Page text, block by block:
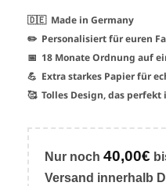
🇩🇪 Made in Germany
✏️ Personalisiert für euren
📅 18 Monate Ordnung auf
💪 Extra starkes Papier für
🥰 Tolles Design, das perfekt
Nur noch 40,00€
Versand innerhalb